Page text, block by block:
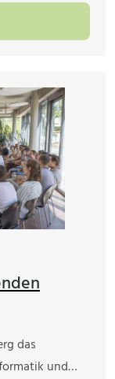
das
und…